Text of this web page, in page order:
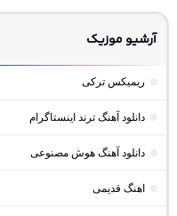
آرشیو موزیک
ریمیکس ترکی
دانلود آهنگ ترند اینستاگرام
دانلود آهنگ هوش مصنوعی
اهنگ قدیمی